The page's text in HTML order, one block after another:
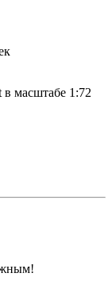
в масштабе 1:72